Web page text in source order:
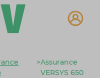
>Assurance
VERSYS 650